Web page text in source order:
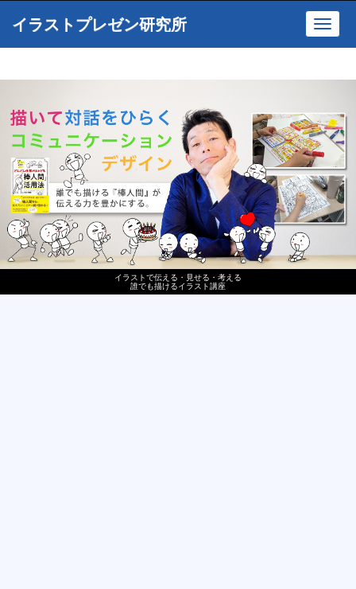
イラストで伝える・見せる・考える
誰でも描けるイラスト講座
イラストプレゼン研究所